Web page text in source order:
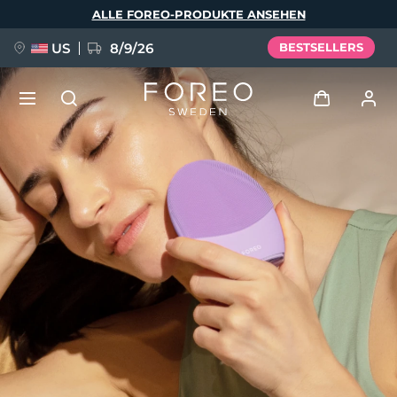
ALLE FOREO-PRODUKTE ANSEHEN
US 8/9/26 BESTSELLERS
Benutzerkonto
Meine Geräte
Meine Bestellungen
Meine Adressen
Meine Abonnements
NEU
FAQ™ Pure Beauty-Tech Elixir
BREAKING NEWS
issa™ Teeth Whitening Set
Sprache
English Deutsch
Español
Français
Italiano
Português
Svenska
Русский
Türkçe
简体中文 繁體中文